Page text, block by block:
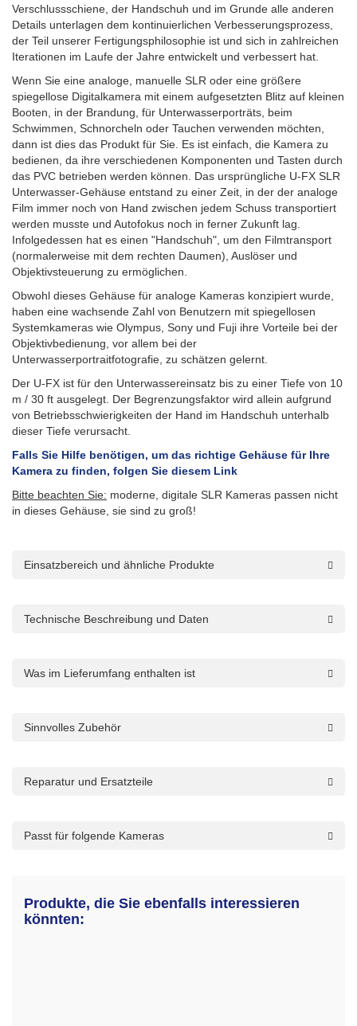
Verschlussschiene, der Handschuh und im Grunde alle anderen
Details unterlagen dem kontinuierlichen Verbesserungsprozess,
der Teil unserer Fertigungsphilosophie ist und sich in zahlreichen
Iterationen im Laufe der Jahre entwickelt und verbessert hat.
Wenn Sie eine analoge, manuelle SLR oder eine größere
spiegellose Digitalkamera mit einem aufgesetzten Blitz auf kleinen
Booten, in der Brandung, für Unterwasserporträts, beim
Schwimmen, Schnorcheln oder Tauchen verwenden möchten,
dann ist dies das Produkt für Sie. Es ist einfach, die Kamera zu
bedienen, da ihre verschiedenen Komponenten und Tasten durch
das PVC betrieben werden können.
Das ursprüngliche U-FX SLR
Unterwasser-Gehäuse entstand zu einer Zeit, in der der analoge
Film immer noch von Hand zwischen jedem Schuss transportiert
werden musste und Autofokus noch in ferner Zukunft lag.
Infolgedessen hat es einen "Handschuh", um den Filmtransport
(normalerweise mit dem rechten Daumen), Auslöser und
Objektivsteuerung zu ermöglichen.
Obwohl dieses Gehäuse für analoge Kameras konzipiert wurde,
haben eine wachsende Zahl von Benutzern mit spiegellosen
Systemkameras wie Olympus, Sony und Fuji ihre Vorteile bei der
Objektivbedienung, vor allem bei der
Unterwasserportraitfotografie, zu schätzen gelernt.
Der U-FX ist für den Unterwassereinsatz bis zu einer Tiefe von 10
m / 30 ft ausgelegt. Der Begrenzungsfaktor wird allein aufgrund
von Betriebsschwierigkeiten der Hand im Handschuh unterhalb
dieser Tiefe verursacht.
Falls Sie Hilfe benötigen, um das richtige Gehäuse für Ihre
Kamera zu finden, folgen Sie diesem Link
Bitte beachten Sie: moderne, digitale SLR Kameras passen nicht
in dieses Gehäuse, sie sind zu groß!
Einsatzbereich und ähnliche Produkte
Technische Beschreibung und Daten
Was im Lieferumfang enthalten ist
Sinnvolles Zubehör
Reparatur und Ersatzteile
Passt für folgende Kameras
Produkte, die Sie ebenfalls interessieren
könnten: